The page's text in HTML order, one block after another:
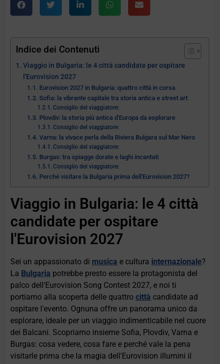
Indice dei Contenuti
Viaggio in Bulgaria: le 4 città candidate per ospitare
l'Eurovision 2027
Eurovision 2027 in Bulgaria: quattro città in corsa
Sofia: la vibrante capitale tra storia antica e street art
Consiglio del viaggiatore:
Plovdiv: la storia più antica d'Europa da esplorare
Consiglio del viaggiatore:
Varna: la vivace perla della Riviera Bulgara sul Mar Nero
Consiglio del viaggiatore:
Burgas: tra spiagge dorate e laghi incantati
Consiglio del viaggiatore:
Perché visitare la Bulgaria prima dell'Eurovision 2027?
Viaggio in Bulgaria: le 4 città
candidate per ospitare
l'Eurovision 2027
Sei un appassionato di musica e cultura internazionale?
La Bulgaria potrebbe presto essere la protagonista del
palco dell'Eurovision Song Contest 2027, e noi ti
portiamo alla scoperta delle quattrocittà candidate ad
ospitare l'evento. Ognuna offre un panorama unico da
esplorare, ideale per un viaggio indimenticabile nel cuore
dei Balcani. Scopriamo insieme Sofia, Plovdiv, Varna e
Burgas: cosa vedere, cosa fare e perché vale la pena
visitarle prima che la magia dell'Eurovision illumini il